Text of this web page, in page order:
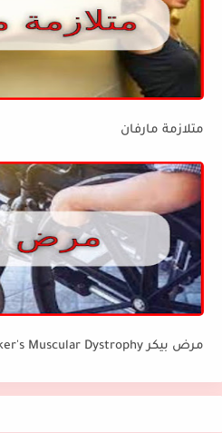
متلازمة مارفان
مرض بيكر Becker's Muscular Dystrophy: